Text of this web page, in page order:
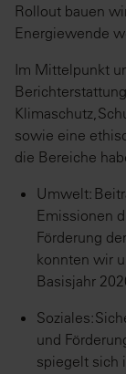
Rollout bauen
Energiewende
Im Mittelpunkt
Klimaschutz,
sowie eine
die Bereiche
Umwelt:
Emissionen
Förderung
konnten wir
Basisjahr
Soziales:
und
spiegelt sich